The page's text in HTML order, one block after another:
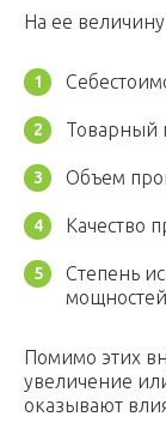
На ее
Товарный
Объем
Качество
Степень
Помимо этих
увеличение
оказывают